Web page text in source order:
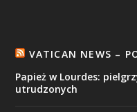
VATICAN NEWS –
Papież w Lourdes:
utrudzonych